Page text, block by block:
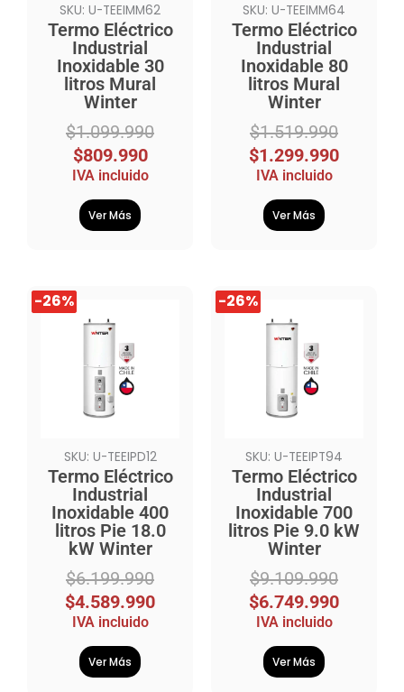
SKU: U-TEEIMM62
Termo Eléctrico
Industrial
Inoxidable 30
litros Mural
Winter
$1.099.990
$809.990
IVA incluido
Ver Más
SKU: U-TEEIMM64
Termo Eléctrico
Industrial
Inoxidable 80
litros Mural
Winter
$1.519.990
$1.299.990
IVA incluido
Ver Más
-26%
-26%
SKU: U-TEEIPD12
Termo Eléctrico
Industrial
Inoxidable 400
litros Pie 18.0
kW Winter
$6.199.990
El
precio
$6.199.990.
$4.589.990
El
precio
$4.589.990.
IVA incluido
Ver Más
-26%
-26%
SKU: U-TEEIPT94
Termo Eléctrico
Industrial
Inoxidable 700
litros Pie 9.0 kW
Winter
$9.109.990
El
precio
original
$9.109.990.
$6.749.990
El
precio
$6.749.990.
IVA incluido
Ver Más